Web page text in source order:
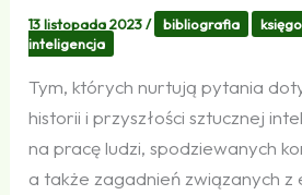
13 listopada 2023/ bibliografia
inteligencja
Tym, których nurtują pytania
historii i przyszłości sztucznej
na pracę ludzi, spodziewanych
a także zagadnień związanych z